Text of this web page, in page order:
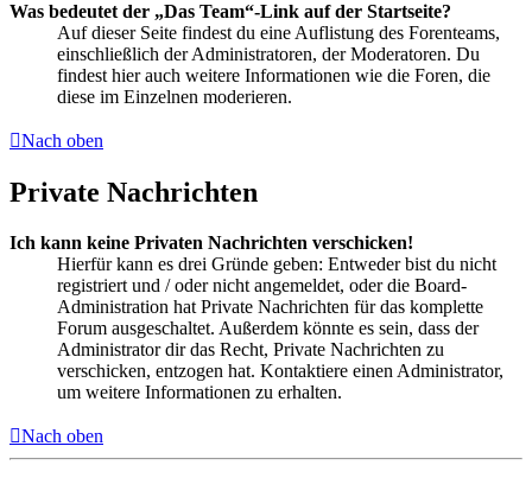
Was bedeutet der „Das Team“-Link auf der Startseite?
Auf dieser Seite findest du eine Auflistung des Forenteams,
einschließlich der Administratoren, der Moderatoren. Du
findest hier auch weitere Informationen wie die Foren, die
diese im Einzelnen moderieren.
Nach oben
Private Nachrichten
Ich kann keine Privaten Nachrichten verschicken!
Hierfür kann es drei Gründe geben: Entweder bist du nicht
registriert und / oder nicht angemeldet, oder die Board-
Administration hat Private Nachrichten für das komplette
Forum ausgeschaltet. Außerdem könnte es sein, dass der
Administrator dir das Recht, Private Nachrichten zu
verschicken, entzogen hat. Kontaktiere einen Administrator,
um weitere Informationen zu erhalten.
Nach oben